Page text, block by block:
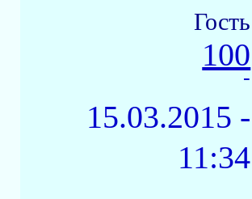
Гость
100
-
15.03.2015 -
11:34